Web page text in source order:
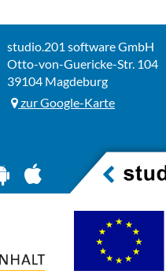
studio.201 software GmbH
Otto-von-Guericke-Str. 104
39104 Magdeburg
zur Google-Karte